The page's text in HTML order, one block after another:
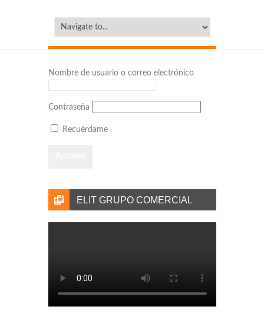
Nombre de usuario o correo electrónico
Contraseña
Recuérdame
ELIT GRUPO COMERCIAL